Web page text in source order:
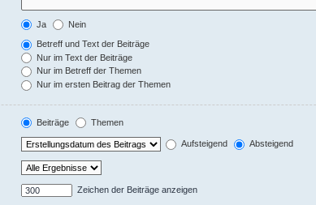
Ja Nein
Betreff und Text der Beiträge
Nur im Text der Beiträge
Nur im Betreff der Themen
Nur im ersten Beitrag der Themen
Beiträge Themen
Aufsteigend Absteigend
Zeichen der Beiträge anzeigen